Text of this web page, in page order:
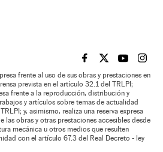
EL PAÍS BRASIL EN
EL PAÍSEL PAÍS
EL
frente al uso de sus obras y prestaciones en
prevista en el artículo 32.1 del TRLPI;
frente a la reproducción, distribución y
y artículos sobre temas de actualidad
y, asimismo, realiza una reserva expresa
las obras y otras prestaciones accesibles desde
mecánica u otros medios que resulten
con el artículo 67.3 del Real Decreto - ley